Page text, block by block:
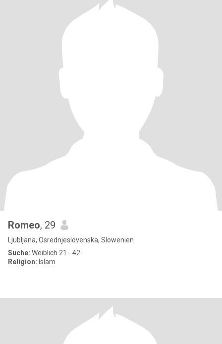
Romeo, 29
Ljubljana, Osrednjeslovenska, Slowenien
Suche: Weiblich 21 - 42
Religion: Islam